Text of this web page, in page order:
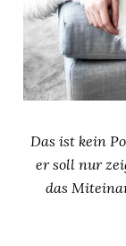
Das ist kein
er soll nur
das